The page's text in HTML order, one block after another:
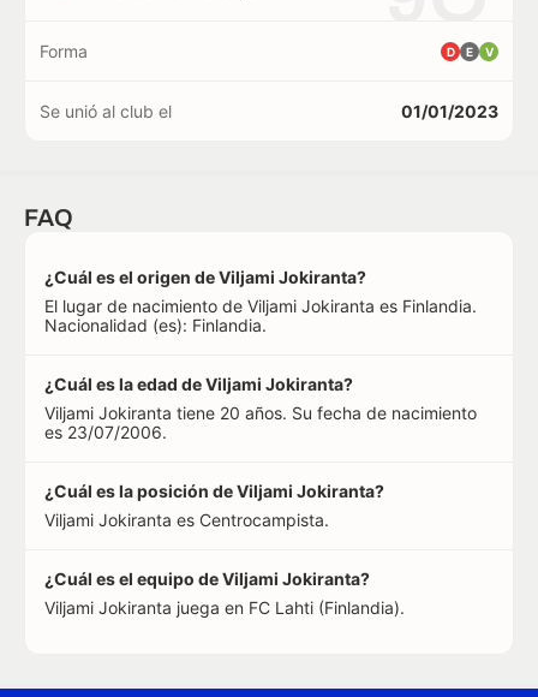
Forma D E V
Se unió al club el 01/01/2023
FAQ
¿Cuál es el origen de Viljami Jokiranta?
El lugar de nacimiento de Viljami Jokiranta es Finlandia.
Nacionalidad (es): Finlandia.
¿Cuál es la edad de Viljami Jokiranta?
Viljami Jokiranta tiene 20 años. Su fecha de nacimiento
es 23/07/2006.
¿Cuál es la posición de Viljami Jokiranta?
Viljami Jokiranta es Centrocampista.
¿Cuál es el equipo de Viljami Jokiranta?
Viljami Jokiranta juega en FC Lahti (Finlandia).